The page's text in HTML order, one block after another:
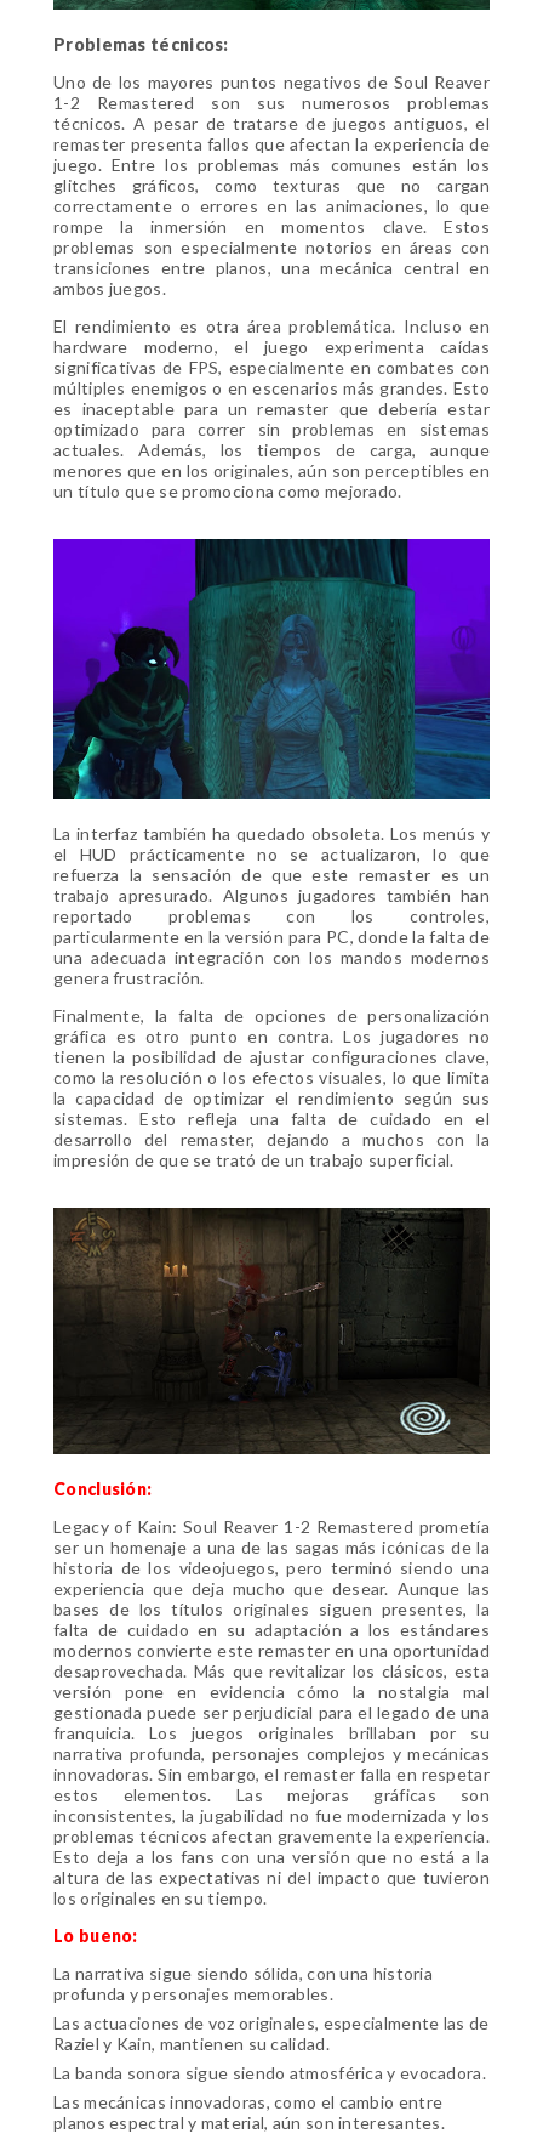
Problemas técnicos:
Uno de los mayores puntos negativos de Soul Reaver
1-2 Remastered son sus numerosos problemas
técnicos. A pesar de tratarse de juegos antiguos, el
remaster presenta fallos que afectan la experiencia de
juego. Entre los problemas más comunes están los
glitches gráficos, como texturas que no cargan
correctamente o errores en las animaciones, lo que
rompe la inmersión en momentos clave. Estos
problemas son especialmente notorios en áreas con
transiciones entre planos, una mecánica central en
ambos juegos.
El rendimiento es otra área problemática. Incluso en
hardware moderno, el juego experimenta caídas
significativas de FPS, especialmente en combates con
múltiples enemigos o en escenarios más grandes. Esto
es inaceptable para un remaster que debería estar
optimizado para correr sin problemas en sistemas
actuales. Además, los tiempos de carga, aunque
menores que en los originales, aún son perceptibles en
un título que se promociona como mejorado.
La interfaz también ha quedado obsoleta. Los menús y
el HUD prácticamente no se actualizaron, lo que
refuerza la sensación de que este remaster es un
trabajo apresurado. Algunos jugadores también han
reportado problemas con los controles,
particularmente en la versión para PC, donde la falta de
una adecuada integración con los mandos modernos
genera frustración.
Finalmente, la falta de opciones de personalización
gráfica es otro punto en contra. Los jugadores no
tienen la posibilidad de ajustar configuraciones clave,
como la resolución o los efectos visuales, lo que limita
la capacidad de optimizar el rendimiento según sus
sistemas. Esto refleja una falta de cuidado en el
desarrollo del remaster, dejando a muchos con la
impresión de que se trató de un trabajo superficial.
Conclusión:
Legacy of Kain: Soul Reaver 1-2 Remastered prometía
ser un homenaje a una de las sagas más icónicas de la
historia de los videojuegos, pero terminó siendo una
experiencia que deja mucho que desear. Aunque las
bases de los títulos originales siguen presentes, la
falta de cuidado en su adaptación a los estándares
modernos convierte este remaster en una oportunidad
desaprovechada. Más que revitalizar los clásicos, esta
versión pone en evidencia cómo la nostalgia mal
gestionada puede ser perjudicial para el legado de una
franquicia. Los juegos originales brillaban por su
narrativa profunda, personajes complejos y mecánicas
innovadoras. Sin embargo, el remaster falla en respetar
estos elementos. Las mejoras gráficas son
inconsistentes, la jugabilidad no fue modernizada y los
problemas técnicos afectan gravemente la experiencia.
Esto deja a los fans con una versión que no está a la
altura de las expectativas ni del impacto que tuvieron
los originales en su tiempo.
Lo bueno:
La narrativa sigue siendo sólida, con una historia
profunda y personajes memorables.
Las actuaciones de voz originales, especialmente las de
Raziel y Kain, mantienen su calidad.
La banda sonora sigue siendo atmosférica y evocadora.
Las mecánicas innovadoras, como el cambio entre
planos espectral y material, aún son interesantes.